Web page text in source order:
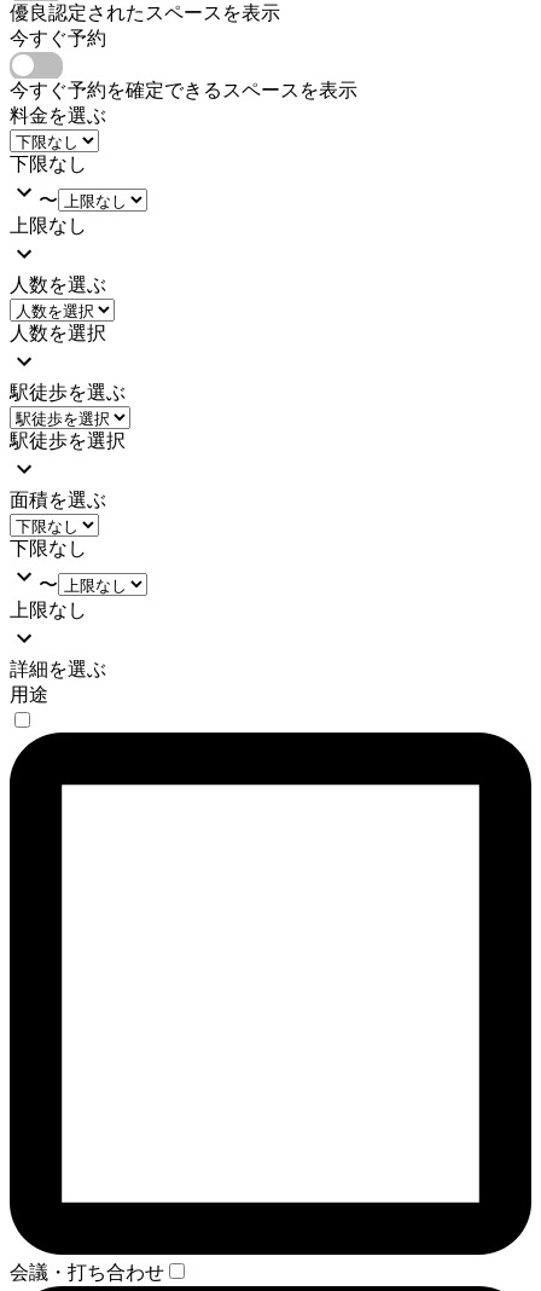
優良認定されたスペースを表示
今すぐ予約
今すぐ予約を確定できるスペースを表示
料金を選ぶ
下限なし
〜
上限なし
人数を選ぶ
人数を選択
駅徒歩を選ぶ
駅徒歩を選択
面積を選ぶ
下限なし
〜
上限なし
詳細を選ぶ
用途
会議・打ち合わせ